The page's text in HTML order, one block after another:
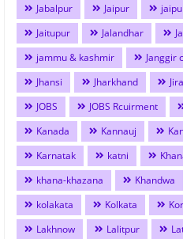
Jabalpur
Jaipur
Jaitupur
Jalandhar
jammu & kashmir
Janggir
Jhansi
Jharkhand
JOBS
JOBS Rcuirment
Kanada
Kannauj
Karnatak
katni
khana-khazana
Khandwa
kolakata
Kolkata
Lakhnow
Lalitpur